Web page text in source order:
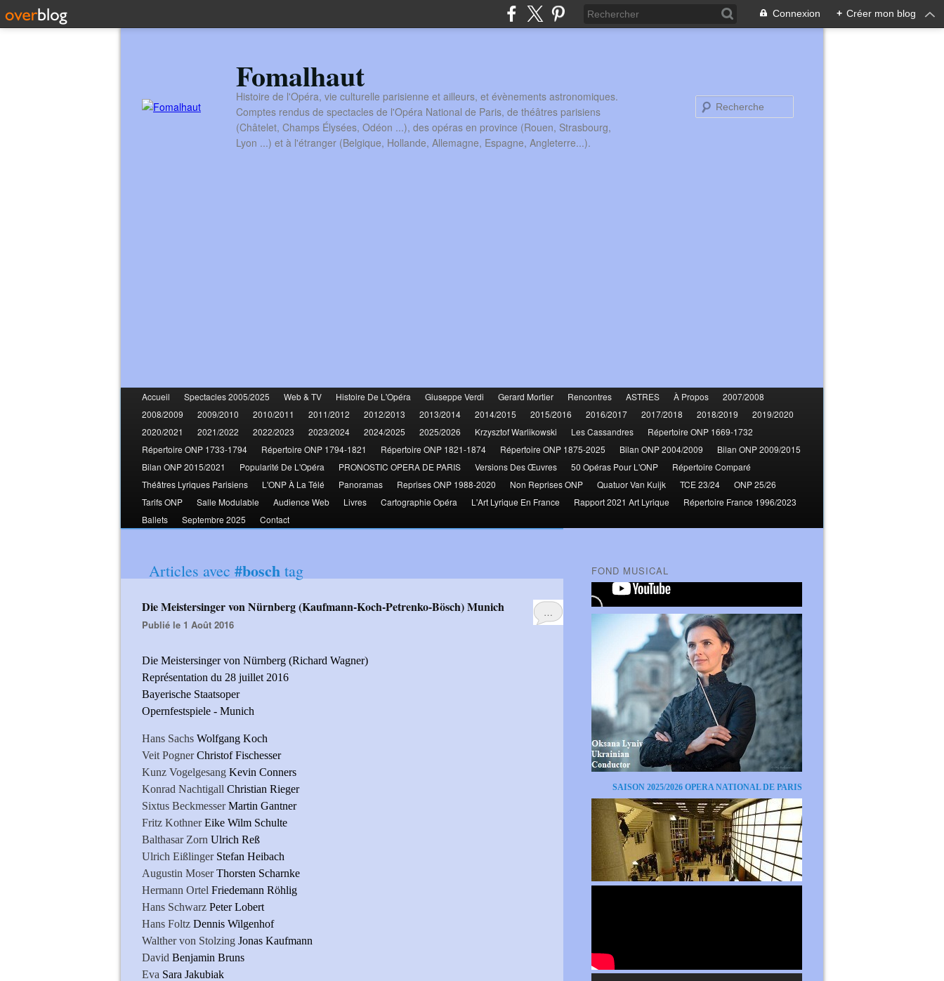
Connexion + Créer mon blog
Fomalhaut
Histoire de l'Opéra, vie culturelle parisienne et ailleurs, et évènements astronomiques.
Comptes rendus de spectacles de l'Opéra National de Paris, de théâtres parisiens
(Châtelet, Champs Élysées, Odéon ...), des opéras en province (Rouen, Strasbourg,
Lyon ...) et à l'étranger (Belgique, Hollande, Allemagne, Espagne, Angleterre...).
Accueil Spectacles 2005/2025 Web & TV Histoire De L'Opéra Giuseppe Verdi Gerard Mortier Rencontres ASTRES À Propos
2007/2008
2008/2009
2009/2010 2010/2011 2011/2012 2012/2013 2013/2014 2014/2015 2015/2016 2016/2017 2017/2018 2018/2019
2019/2020
2020/2021
2021/2022 2022/2023 2023/2024 2024/2025 2025/2026 Krzysztof Warlikowski Les Cassandres
Répertoire ONP 1669-1732
Répertoire ONP 1733-1794
Répertoire ONP 1794-1821 Répertoire ONP 1821-1874 Répertoire ONP 1875-2025 Bilan ONP 2004/2009
Bilan ONP 2009/2015
Bilan ONP 2015/2021
Popularité De L'Opéra PRONOSTIC OPERA DE PARIS Versions Des Œuvres 50 Opéras Pour L'ONP
Répertoire Comparé
Théâtres Lyriques Parisiens
L'ONP À La Télé Panoramas Reprises ONP 1988-2020 Non Reprises ONP Quatuor Van Kuijk TCE 23/24
ONP 25/26
Tarifs ONP
Salle Modulable Audience Web Livres Cartographie Opéra L'Art Lyrique En France Rapport 2021 Art Lyrique
Répertoire France 1996/2023
Ballets
Septembre 2025 Contact
Articles avec #bosch tag
…
Die Meistersinger von Nürnberg (Kaufmann-Koch-Petrenko-Bösch) Munich
Publié le 1 Août 2016
Die Meistersinger von Nürnberg (Richard Wagner)
Représentation du 28 juillet 2016
Bayerische Staatsoper
Opernfestspiele - Munich
Hans Sachs Wolfgang Koch
Veit PognerChristof Fischesser
Kunz Vogelgesang Kevin Conners
Konrad Nachtigall Christian Rieger
Sixtus BeckmesserMartin Gantner
Fritz KothnerEike Wilm Schulte
Balthasar Zorn Ulrich Reß
Ulrich Eißlinger Stefan Heibach
Augustin MoserThorsten Scharnke
Hermann Ortel Friedemann Röhlig
Hans Schwarz Peter Lobert
Hans Foltz Dennis Wilgenhof
Walther von Stolzing Jonas Kaufmann
David Benjamin Bruns
Eva Sara Jakubiak
FOND MUSICAL
SAISON 2025/2026 OPERA NATIONAL DE PARIS